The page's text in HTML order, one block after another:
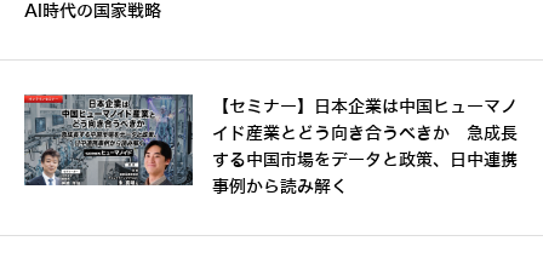
AI時代の国家戦略
【セミナー】日本企業は中国ヒューマノ
イド産業とどう向き合うべきか 急成長
する中国市場をデータと政策、日中連携
事例から読み解く